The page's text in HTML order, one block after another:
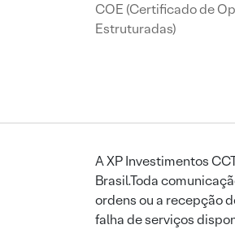
COE (Certificado de
Estruturadas)
A XP Investimentos
Brasil.Toda
ordens ou a recepção
falha de serviços